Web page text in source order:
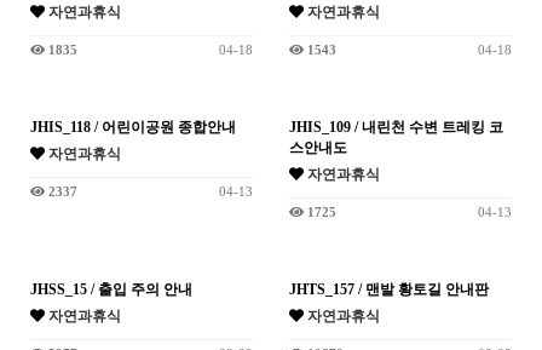
자연과휴식
1835 04-18
자연과휴식
1543 04-18
JHIS_118 / 어린이공원 종합안내
자연과휴식
2337 04-13
JHIS_109 / 내린천 수변 트레킹 코
스안내도
자연과휴식
1725 04-13
JHSS_15 / 출입 주의 안내
자연과휴식
JHTS_157 / 맨발 황토길 안내판
자연과휴식